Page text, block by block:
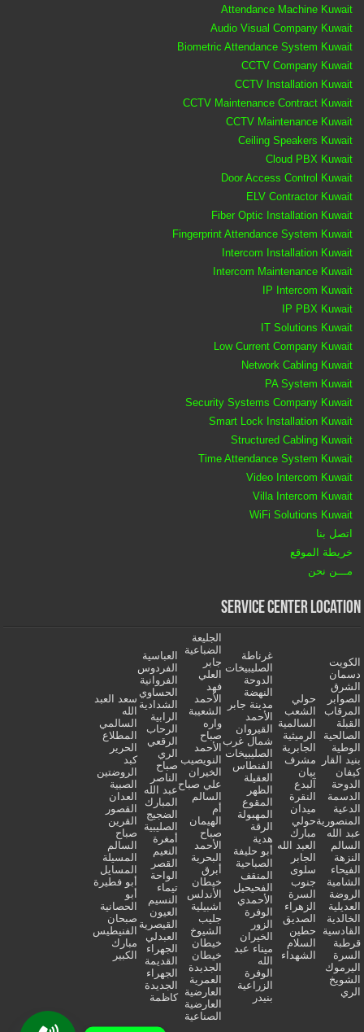
Attendance Machine Kuwait
Audio Visual Company Kuwait
Biometric Attendance System Kuwait
CCTV Company Kuwait
CCTV Installation Kuwait
CCTV Maintenance Contract Kuwait
CCTV Maintenance Kuwait
Ceiling Speakers Kuwait
Cloud PBX Kuwait
Door Access Control Kuwait
ELV Contractor Kuwait
Fiber Optic Installation Kuwait
Fingerprint Attendance System Kuwait
Intercom Installation Kuwait
Intercom Maintenance Kuwait
IP Intercom Kuwait
IP PBX Kuwait
IT Solutions Kuwait
Low Current Company Kuwait
Network Cabling Kuwait
PA System Kuwait
Security Systems Company Kuwait
Smart Lock Installation Kuwait
Structured Cabling Kuwait
Time Attendance System Kuwait
Video Intercom Kuwait
Villa Intercom Kuwait
WiFi Solutions Kuwait
اتصل بنا
خريطة الموقع
مـــن نحن
Service Center Location
الكويت
دسمان
الشرق
الصوابر
المرقاب
القبلة
الصالحية
الوطية
بنيد القار
كيفان
الدوحة
الدسمة
الدعية
المنصورية
عبد الله
السالم
النزهة
الفيحاء
الشامية
الروضة
العديلية
الخالدية
القادسية
قرطبة
السرة
اليرموك
الشويخ
الري
حولي
الشعب
السالمية
الرميثية
الجابرية
مشرف
بيان
آلبدع
النقرة
ميدان
حولي
مبارك
العبد الله
الجابر
سلوى
جنوب
السرة
الزهراء
الصديق
حطين
السلام
الشهداء
غرناطة
الصليبيخات
الدوحة
النهضة
مدينة جابر
الأحمد
القيروان
شمال غرب
الصليبيخات
الفنطاس
العقيلة
الظهر
المقوع
المهبولة
الرقة
هدية
أبو حليفة
الصباحية
المنقف
الفحيحيل
الأحمدي
الوفرة
الزور
الخيران
ميناء عبد
الله
الوفرة
الزراعية
بنيدر
الجليعة
الضباعية
جابر
العلي
فهد
الأحمد
الشعيبة
واره
صباح
الأحمد
النويصيب
الخيران
علي صباح
السالم
أم
الهيمان
صباح
الأحمد
البحرية
أبرق
خيطان
الأندلس
اشبيلية
جليب
الشيوخ
خيطان
خيطان
الجديدة
العمرية
العارضية
العارضية
الصناعية
العباسية
الفردوس
الفروانية
الحساوي
الشدادية
الرابية
الرحاب
الرقعي
الري
صباح
الناصر
عبد الله
المبارك
الضجيج
الصليبية
أمغرة
النعيم
القصر
الواحة
تيماء
النسيم
العيون
القيصرية
العبدلي
الجهراء
القديمة
الجهراء
الجديدة
كاظمة
سعد العبد
الله
السالمي
المطلاع
الحرير
كبد
الروضتين
الصبية
العدان
القصور
القرين
صباح
السالم
المسيلة
المسايل
أبو فطيرة
أبو
الحصانية
صبحان
الفنيطيس
مبارك
الكبير